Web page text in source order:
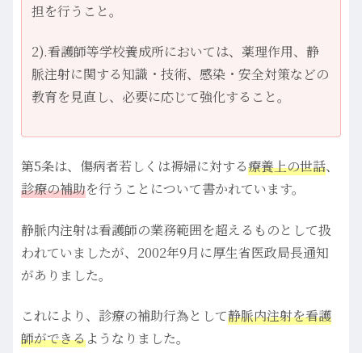
担を行うこと。
2).看護師等学校養成所においては、薬理作用、静
脈注射に関する知識・技術、感染・安全対策などの
教育を見直し、必要に応じて強化すること。
第5条は、傷病者若しくは褥婦に対する療養上の世話、
診療の補助を行うことについて書かれています。
静脈内注射は看護師の業務範囲を超えるものとして扱
われていましたが、2002年9月に厚生省医政局長通知
がありました。
これにより、診療の補助行為として静脈内注射を看護
師ができるようなりました。